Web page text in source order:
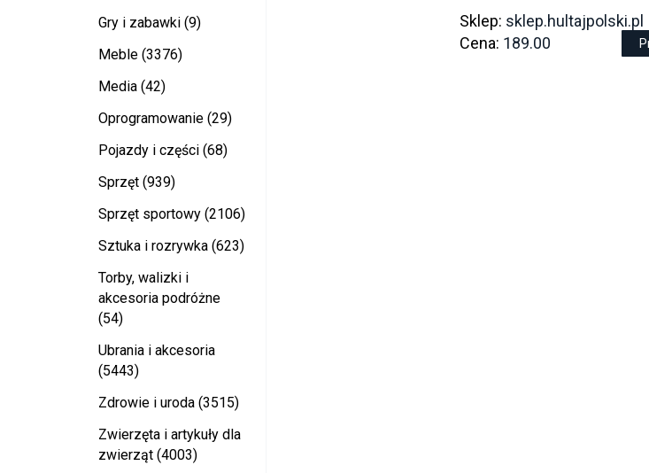
Gry i zabawki (9)
Meble (3376)
Media (42)
Oprogramowanie (29)
Pojazdy i części (68)
Sprzęt (939)
Sprzęt sportowy (2106)
Sztuka i rozrywka (623)
Torby, walizki i
akcesoria podróżne
(54)
Ubrania i akcesoria
(5443)
Zdrowie i uroda (3515)
Zwierzęta i artykuły dla
zwierząt (4003)
Sklep: sklep.hultajpolski.pl
Cena: 189.00